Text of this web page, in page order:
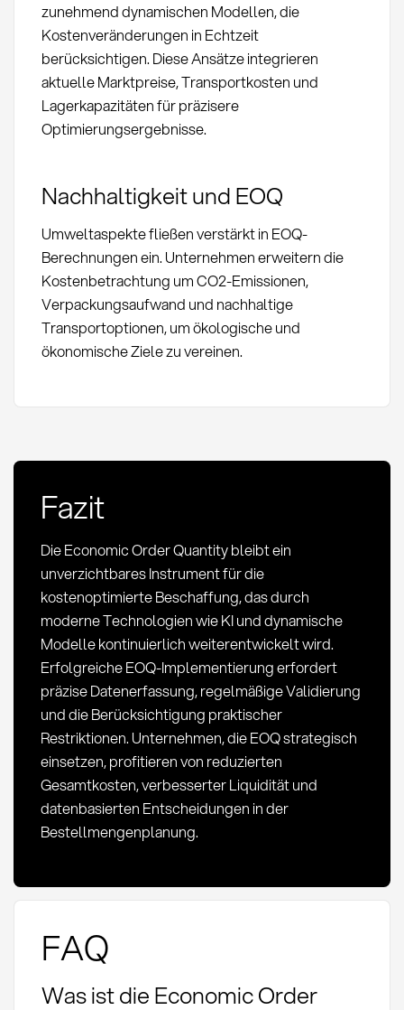
zunehmend dynamischen Modellen, die
Kostenveränderungen in Echtzeit
berücksichtigen. Diese Ansätze integrieren
aktuelle Marktpreise, Transportkosten und
Lagerkapazitäten für präzisere
Optimierungsergebnisse.
Nachhaltigkeit und EOQ
Umweltaspekte fließen verstärkt in EOQ-
Berechnungen ein. Unternehmen erweitern die
Kostenbetrachtung um CO2-Emissionen,
Verpackungsaufwand und nachhaltige
Transportoptionen, um ökologische und
ökonomische Ziele zu vereinen.
Fazit
Die Economic Order Quantity bleibt ein
unverzichtbares Instrument für die
kostenoptimierte Beschaffung, das durch
moderne Technologien wie KI und dynamische
Modelle kontinuierlich weiterentwickelt wird.
Erfolgreiche EOQ-Implementierung erfordert
präzise Datenerfassung, regelmäßige Validierung
und die Berücksichtigung praktischer
Restriktionen. Unternehmen, die EOQ strategisch
einsetzen, profitieren von reduzierten
Gesamtkosten, verbesserter Liquidität und
datenbasierten Entscheidungen in der
Bestellmengenplanung.
FAQ
Was ist die Economic Order